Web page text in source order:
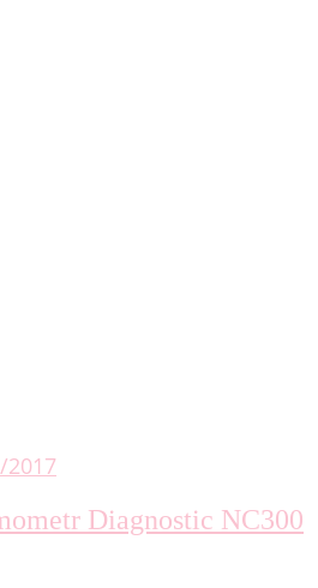
2017
Diagnostic NC300